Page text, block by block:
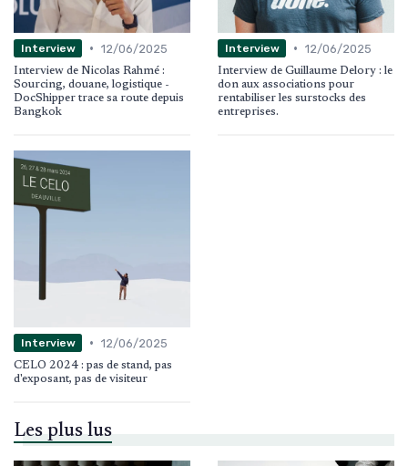
Interview • 12/06/2025
Interview de Nicolas Rahmé :
Sourcing, douane, logistique -
DocShipper trace sa route depuis
Bangkok
Interview • 12/06/2025
Interview de Guillaume Delory : le
don aux associations pour
rentabiliser les surstocks des
entreprises.
Interview • 12/06/2025
CELO 2024 : pas de stand, pas
d'exposant, pas de visiteur
Les plus lus